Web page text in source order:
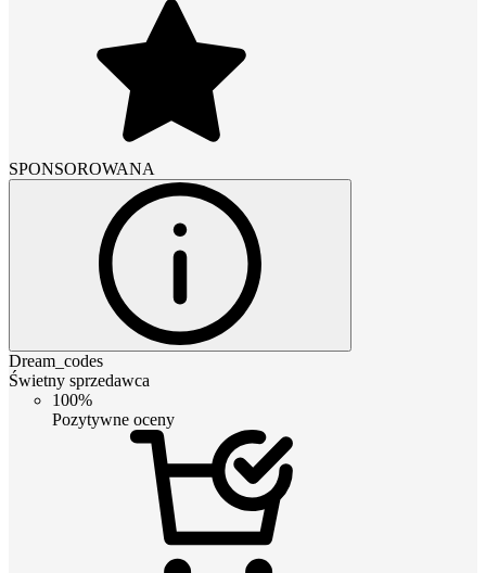
SPONSOROWANA
Dream_codes
Świetny sprzedawca
100%
Pozytywne oceny